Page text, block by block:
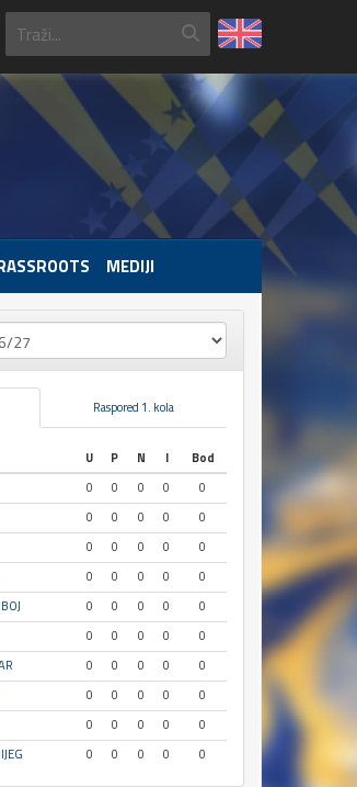
MEDIJI
Raspored 1. kola
U P N I
Bod
0 0 0 0
0
0 0 0 0
0
0 0 0 0
0
0 0 0 0
0
0 0 0 0
0
0 0 0 0
0
0 0 0 0
0
0 0 0 0
0
0 0 0 0
0
0 0 0 0 0